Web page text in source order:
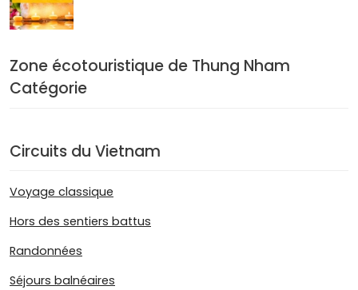
Zone écotouristique de Thung Nham
Catégorie
Circuits du Vietnam
Voyage classique
Hors des sentiers battus
Randonnées
Séjours balnéaires